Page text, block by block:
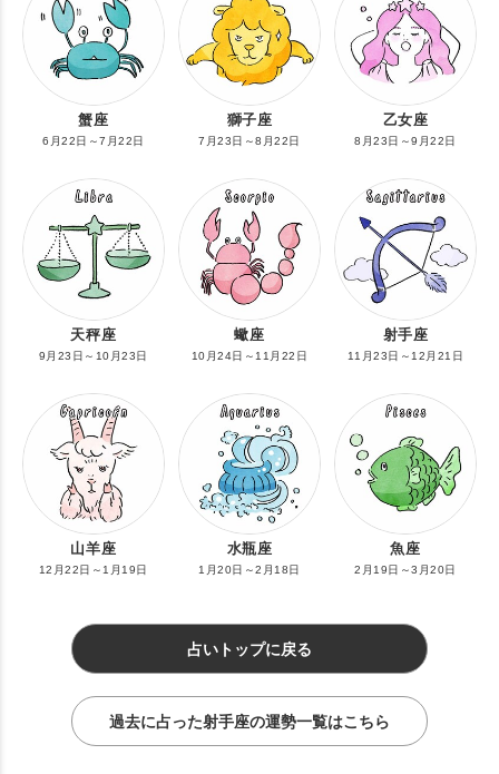
蟹座
6月22日～7月22日
獅子座
7月23日～8月22日
乙女座
8月23日～9月22日
天秤座
9月23日～10月23日
蠍座
10月24日～11月22日
射手座
11月23日～12月21日
山羊座
12月22日～1月19日
水瓶座
1月20日～2月18日
魚座
2月19日～3月20日
占いトップに戻る
過去に占った射手座の運勢一覧はこちら